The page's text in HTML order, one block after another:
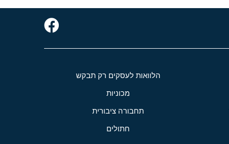
הלוואות לעסקים רק תבקש
מכוניות
תחבורה ציבורית
חתולים